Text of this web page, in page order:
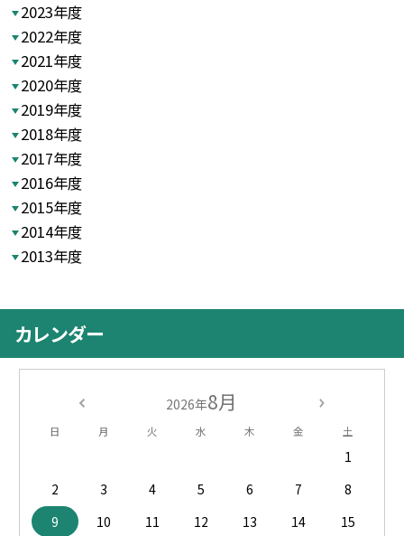
2023年度
2022年度
2021年度
2020年度
2019年度
2018年度
2017年度
2016年度
2015年度
2014年度
2013年度
カレンダー
2026年8月
日 月 火 水 木 金 土
1
2
3 4 5 6 7
8
9
10 11 12 13 14
15